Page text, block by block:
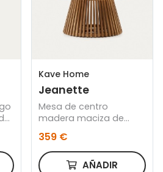
Kave Home
Jeanette
Mesa de centro
madera maciza de
359 €
AÑADIR